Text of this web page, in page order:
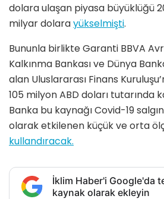
dolara ulaşan piyasa büyüklüğü
milyar dolarayükselmişti.
Bununla birlikte Garanti BBVA
Kalkınma Bankası ve Dünya
alan Uluslararası Finans
105 milyon ABD doları tutarında
Banka bu kaynağı Covid-19
olarak etkilenen küçük ve orta
kullandıracak.
İklim Haber'i Google'da
kaynak olarak ekleyin